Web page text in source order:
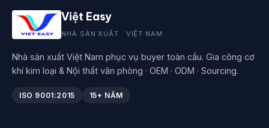
Việt Easy
NHÀ SẢN XUẤT · VIỆT NAM
Nhà sản xuất Việt Nam phục vụ buyer toàn cầu. Gia công cơ
khí kim loại & Nội thất văn phòng · OEM · ODM · Sourcing.
ISO 9001:2015 15+ NĂM